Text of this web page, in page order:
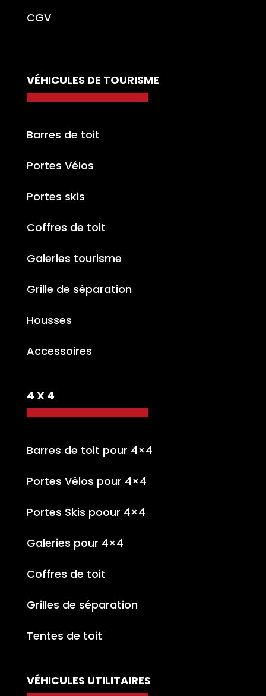
CGV
VÉHICULES DE TOURISME
Barres de toit
Portes Vélos
Portes skis
Coffres de toit
Galeries tourisme
Grille de séparation
Housses
Accessoires
4 X 4
Barres de toit pour 4×4
Portes Vélos pour 4×4
Portes Skis poour 4×4
Galeries pour 4×4
Coffres de toit
Grilles de séparation
Tentes de toit
VÉHICULES UTILITAIRES